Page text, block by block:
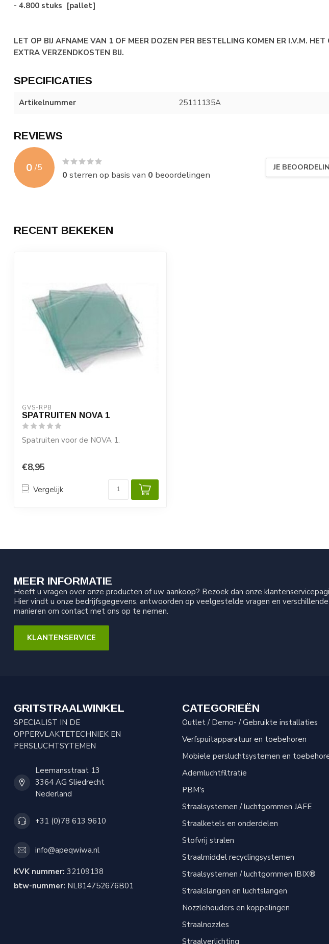
- 4.800 stuks [pallet]
LET OP BIJ AFNAME VAN 1 OF MEER DOZEN PER BESTELLING KOMEN ER I.V.M. HET
EXTRA VERZENDKOSTEN BIJ.
SPECIFICATIES
Artikelnummer 25111135A
REVIEWS
0 /5
0 sterren op basis van 0 beoordelingen
JE
RECENT BEKEKEN
GVS-RPB
SPATRUITEN NOVA 1
Spatruiten voor de NOVA 1.
Leverbaar in afname van:...
€8,95
Vergelijk
MEER INFORMATIE
Heeft u vragen over onze producten of uw aankoop? Bezoek dan onze
Hier vindt u onze bedrijfsgegevens, antwoorden op veelgestelde vragen en verschillende
manieren om contact met ons op te nemen.
KLANTENSERVICE
GRITSTRAALWINKEL
SPECIALIST IN DE
OPPERVLAKTETECHNIEK EN
PERSLUCHTSYTEMEN
Leemansstraat 13
3364 AG Sliedrecht
Nederland
+31 (0)78 613 9610
info@apeqwiwa.nl
KVK nummer: 32109138
btw-nummer: NL814752676B01
CATEGORIEËN
Outlet / Demo- / Gebruikte installaties
Verfspuitapparatuur en toebehoren
Mobiele persluchtsystemen en
Ademluchtfiltratie
PBM's
Straalsystemen / luchtgommen JAFE
Straalketels en onderdelen
Stofvrij stralen
Straalmiddel recyclingsystemen
Straalsystemen / luchtgommen IBIX®
Straalslangen en luchtslangen
Nozzlehouders en koppelingen
Straalnozzles
Straalverlichting